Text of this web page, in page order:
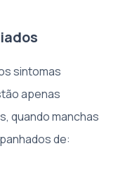
sintomas
apenas
quando manchas
de: